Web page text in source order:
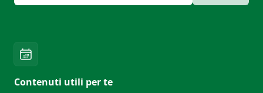
Contenuti utili per te